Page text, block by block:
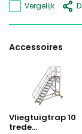
Vergelijk
Accessoires
Vliegtuigtrap 10
trede...